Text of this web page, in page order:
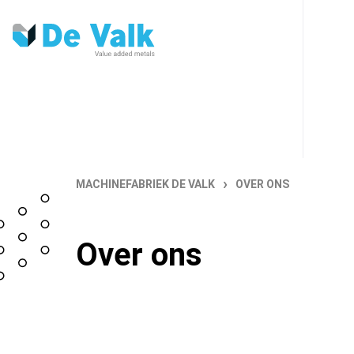
MACHINEFABRIEK DE VALK › OVER ONS
Over ons